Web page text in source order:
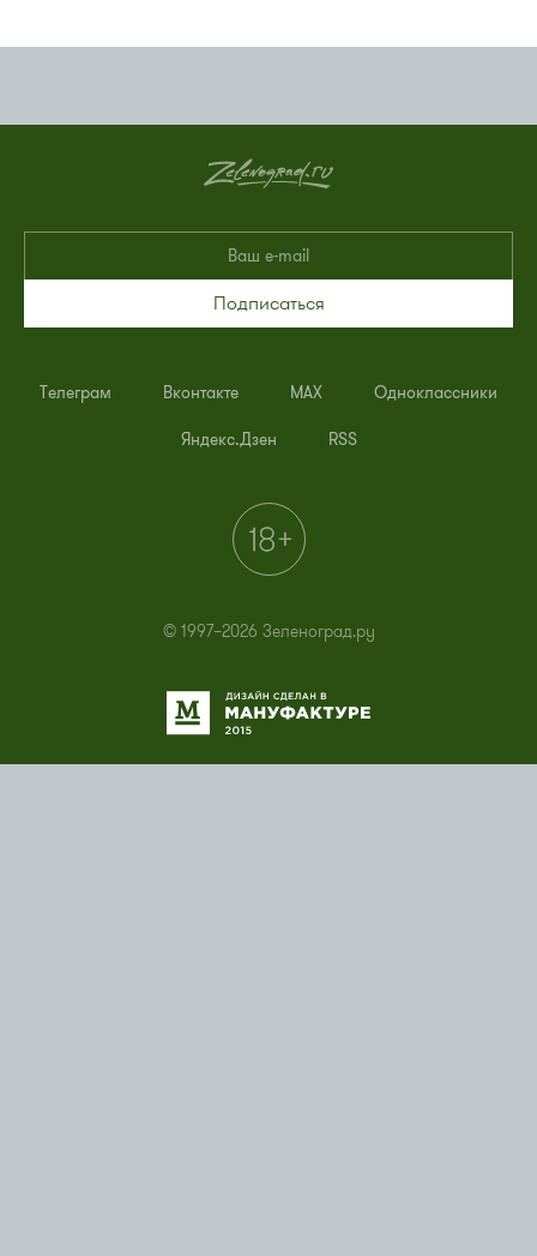
Подписаться
Телеграм Вконтакте MAX Одноклассники
Яндекс.Дзен RSS
© 1997–2026 Зеленоград.ру